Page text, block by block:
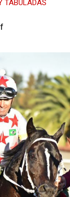
TABULADAS